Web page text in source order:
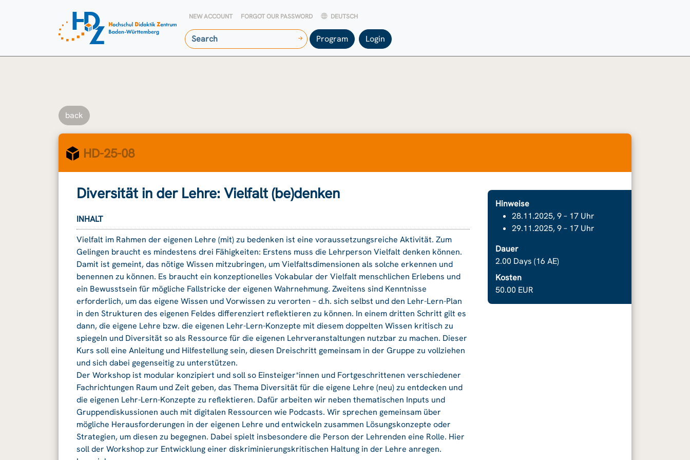
NEW ACCOUNT FORGOT OUR PASSWORD DEUTSCH
Program Login
back
HD-25-08
Diversität in der Lehre: Vielfalt (be)denken
INHALT
Vielfalt im Rahmen der eigenen Lehre (mit) zu bedenken ist eine voraussetzungsreiche Aktivität. Zum
Gelingen braucht es mindestens drei Fähigkeiten: Erstens muss die Lehrperson Vielfalt denken können.
Damit ist gemeint, das nötige Wissen mitzubringen, um Vielfaltsdimensionen als solche erkennen und
benennen zu können. Es braucht ein konzeptionelles Vokabular der Vielfalt menschlichen Erlebens und
ein Bewusstsein für mögliche Fallstricke der eigenen Wahrnehmung. Zweitens sind Kenntnisse
erforderlich, um das eigene Wissen und Vorwissen zu verorten – d.h. sich selbst und den Lehr-Lern-Plan
in den Strukturen des eigenen Feldes differenziert reflektieren zu können. In einem dritten Schritt gilt es
dann, die eigene Lehre bzw. die eigenen Lehr-Lern-Konzepte mit diesem doppelten Wissen kritisch zu
spiegeln und Diversität so als Ressource für die eigenen Lehrveranstaltungen nutzbar zu machen. Dieser
Kurs soll eine Anleitung und Hilfestellung sein, diesen Dreischritt gemeinsam in der Gruppe zu vollziehen
und sich dabei gegenseitig zu unterstützen.
Der Workshop ist modular konzipiert und soll so Einsteiger*innen und Fortgeschrittenen verschiedener
Fachrichtungen Raum und Zeit geben, das Thema Diversität für die eigene Lehre (neu) zu entdecken und
die eigenen Lehr-Lern-Konzepte zu reflektieren. Dafür arbeiten wir neben thematischen Inputs und
Gruppendiskussionen auch mit digitalen Ressourcen wie Podcasts. Wir sprechen gemeinsam über
mögliche Herausforderungen in der eigenen Lehre und entwickeln zusammen Lösungskonzepte oder
Strategien, um diesen zu begegnen. Dabei spielt insbesondere die Person der Lehrenden eine Rolle. Hier
soll der Workshop zur Entwicklung einer diskriminierungskritischen Haltung in der Lehre anregen.
Hinweise
28.11.2025, 9 – 17 Uhr
29.11.2025, 9 – 17 Uhr
Dauer
2.00 Days (16 AE)
Kosten
50.00 EUR